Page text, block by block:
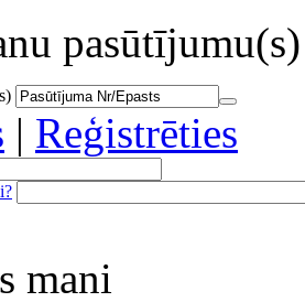
pasūtījumu(s)
| Reģistrēties
mani